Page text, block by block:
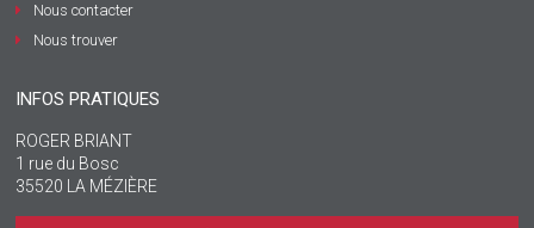
Nous contacter
Nous trouver
INFOS PRATIQUES
ROGER BRIANT
1 rue du Bosc
35520 LA MÉZIÈRE